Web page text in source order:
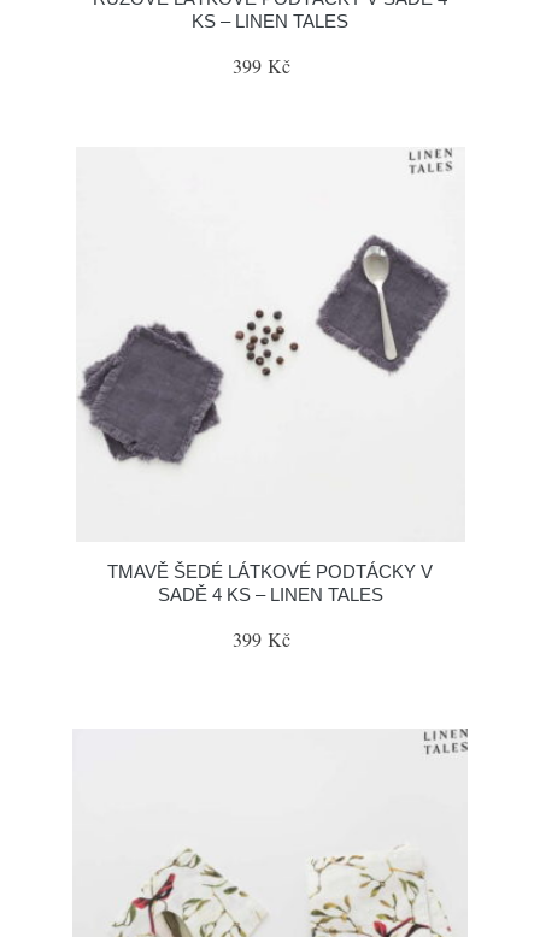
KS – LINEN TALES
399 Kč
TMAVĚ ŠEDÉ LÁTKOVÉ PODTÁCKY V
SADĚ 4 KS – LINEN TALES
399 Kč